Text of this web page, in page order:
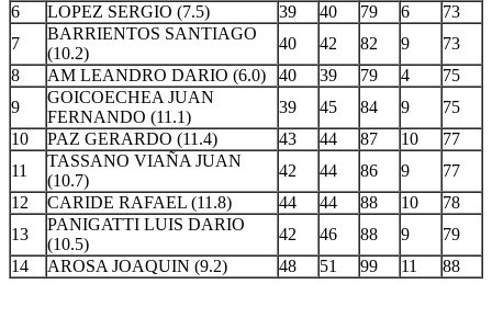
6
LOPEZ SERGIO (7.5) 39 40 79 6
73
7
BARRIENTOS SANTIAGO
(10.2)
40 42 82 9
73
8
AM LEANDRO DARIO (6.0) 40 39 79 4
75
9
GOICOECHEA JUAN
FERNANDO (11.1)
39 45 84 9
75
10
PAZ GERARDO (11.4) 43 44 87 10
77
11
TASSANO VIAÑA JUAN
(10.7)
42 44 86 9
77
12
CARIDE RAFAEL (11.8) 44 44 88 10
78
13
PANIGATTI LUIS DARIO
(10.5)
42 46 88 9
79
14
AROSA JOAQUIN (9.2) 48 51 99 11 88